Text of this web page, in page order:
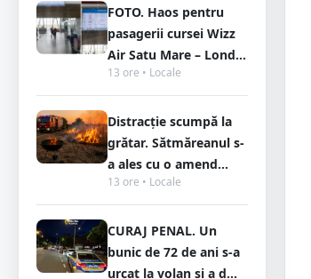
FOTO. Haos pentru
pasagerii cursei Wizz
Air Satu Mare – Lond...
13 ore • Locale
Distracție scumpă la
grătar. Sătmăreanul s-
a ales cu o amend...
13 ore • Locale
CURAJ PENAL. Un
bunic de 72 de ani s-a
urcat la volan și a d...